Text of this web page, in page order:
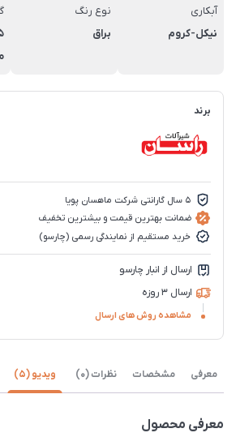
آبکاری
نیکل-کروم
نوع رنگ
براق
برند
5 سال گارانتی شرکت ماهسان پویا
ضمانت بهترین قیمت و بیشترین تخفیف
خرید مستقیم از نمایندگی رسمی (چارسو)
ارسال از انبار چارسو
ارسال 3 روزه
مشاهده روش های ارسال
معرفی مشخصات نظرات (0) ویدیو (5)
معرفی محصول